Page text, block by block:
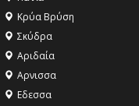
Κρύα Βρύση
Σκύδρα
Αριδαία
Aρνισσα
Eδεσσα